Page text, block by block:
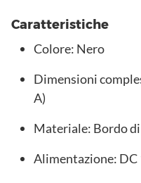
Caratteristiche
Colore: Nero
Dimensioni
A)
Materiale: Bordo
Alimentazione: DC